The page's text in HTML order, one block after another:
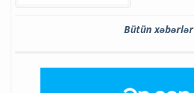
Bütün xəbərlər